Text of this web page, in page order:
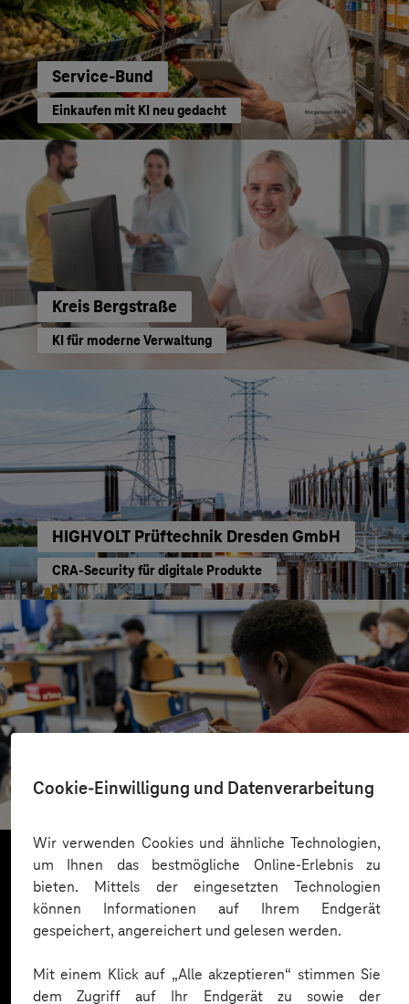
Cookie-Einwilligung und Datenverarbeitung
Wir verwenden Cookies und ähnliche Technologien,
um Ihnen das bestmögliche Online-Erlebnis zu
bieten. Mittels der eingesetzten Technologien
können Informationen auf Ihrem Endgerät
gespeichert, angereichert und gelesen werden.
Mit einem Klick auf „Alle akzeptieren“ stimmen Sie
dem Zugriff auf Ihr Endgerät zu sowie der
Service-Bund
Einkaufen mit KI neu gedacht
Kreis Bergstraße
KI für moderne Verwaltung
HIGHVOLT Prüftechnik Dresden GmbH
CRA-Security für digitale Produkte
Mit KI Sprachbarrieren überwinden
Mehr laden